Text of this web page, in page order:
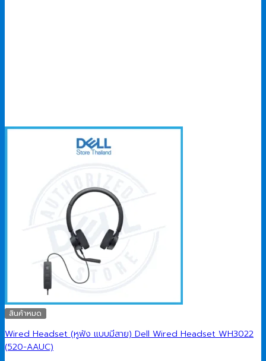
สินค้าหมด
Wired Headset (หูฟัง แบบมีสาย) Dell Wired Headset WH3022
(520-AAUC)